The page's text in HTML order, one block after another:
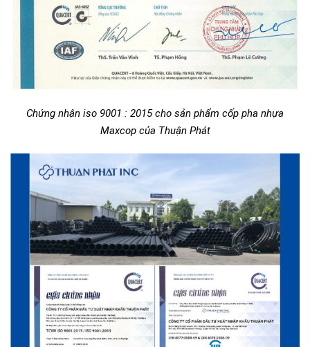
Chứng nhận iso 9001 : 2015 cho sản phẩm cốp pha nhựa
Maxcop của Thuận Phát